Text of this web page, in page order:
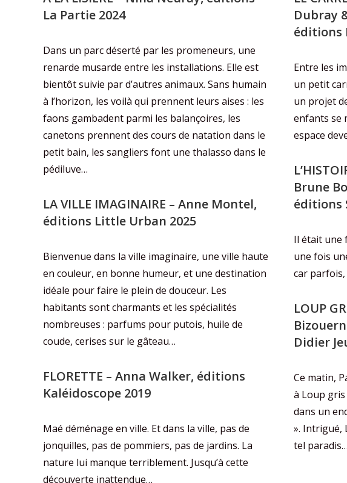
La Partie 2024
Dans un parc déserté par les promeneurs, une
renarde musarde entre les installations. Elle est
bientôt suivie par d’autres animaux. Sans humain
à l’horizon, les voilà qui prennent leurs aises : les
faons gambadent parmi les balançoires, les
canetons prennent des cours de natation dans le
petit bain, les sangliers font une thalasso dans le
pédiluve…
LA VILLE IMAGINAIRE – Anne Montel,
éditions Little Urban 2025
Bienvenue dans la ville imaginaire, une ville haute
en couleur, en bonne humeur, et une destination
idéale pour faire le plein de douceur. Les
habitants sont charmants et les spécialités
nombreuses : parfums pour putois, huile de
coude, cerises sur le gâteau…
FLORETTE – Anna Walker, éditions
Kaléidoscope 2019
Maé déménage en ville. Et dans la ville, pas de
jonquilles, pas de pommiers, pas de jardins. La
nature lui manque terriblement. Jusqu’à cette
découverte inattendue…
Dubray
éditions
Entre les
un petit
un projet
enfants se
espace
Brune
éditions
Il était une
une fois
car parfois,
LOUP
Didier
Ce matin,
à Loup gris
dans un
». Intrigué,
tel